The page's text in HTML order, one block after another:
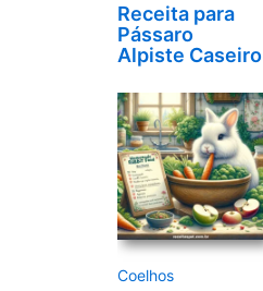
Receita para
Pássaro
Alpiste Caseiro
Coelhos